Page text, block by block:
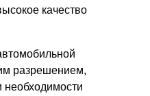
качество
разрешением,
необходимости